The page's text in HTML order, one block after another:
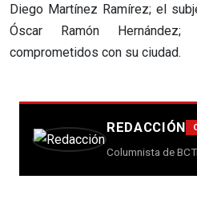
Diego Martínez Ramírez; el
Óscar Ramón
comprometidos con su ciudad.
REDACCIÓN
Columnista de